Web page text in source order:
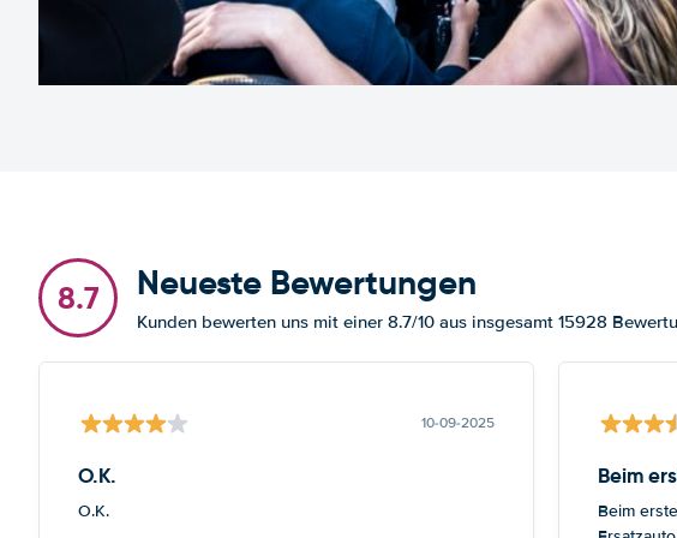
8.7 Neueste Bewertungen
Kunden bewerten uns mit einer 8.7/10 aus insgesamt 15928
10-09-2025
O.K.
O.K.
Beim
Beim